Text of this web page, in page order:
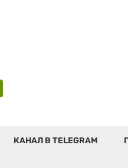
КАНАЛ В TELEGRAM